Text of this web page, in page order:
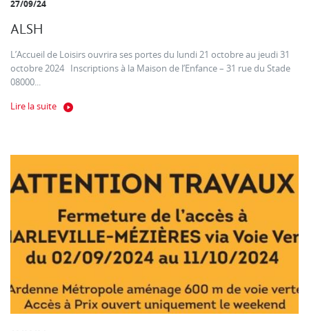
27/09/24
ALSH
L’Accueil de Loisirs ouvrira ses portes du lundi 21 octobre au jeudi 31
octobre 2024 Inscriptions à la Maison de l’Enfance – 31 rue du Stade
08000...
Lire la suite